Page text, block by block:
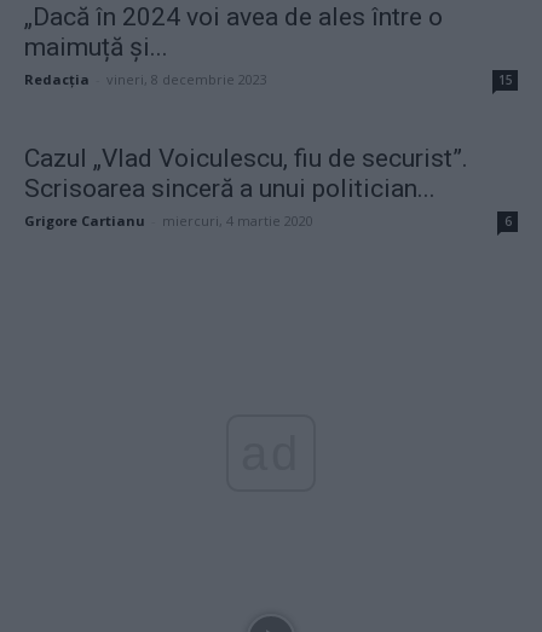
„Dacă în 2024 voi avea de ales între o
maimuță și...
Redacţia vineri, 8 decembrie 2023 15
Cazul „Vlad Voiculescu, fiu de securist”.
Scrisoarea sinceră a unui politician...
Grigore Cartianu miercuri, 4 martie 2020 6